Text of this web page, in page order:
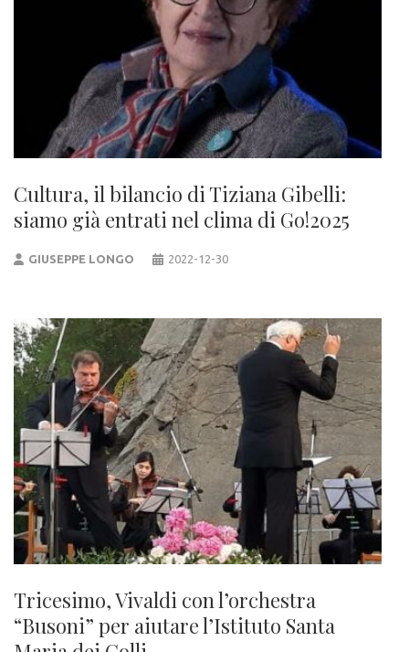
Cultura, il bilancio di Tiziana Gibelli:
siamo già entrati nel clima di Go!2025
GIUSEPPE LONGO 2022-12-30
Tricesimo, Vivaldi con l’orchestra
“Busoni” per aiutare l’Istituto Santa